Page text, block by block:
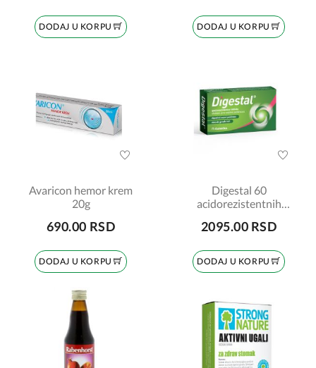
DODAJ U KORPU DODAJ U KORPU
Avaricon hemor krem
20g
690.00 RSD
DODAJ U KORPU
Digestal 60
acidorezistentnih
2095.00 RSD
DODAJ U KORPU